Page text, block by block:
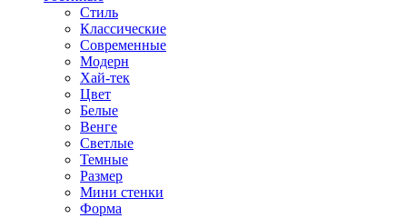
Стиль
Классические
Современные
Модерн
Хай-тек
Цвет
Белые
Венге
Светлые
Темные
Размер
Мини стенки
Форма